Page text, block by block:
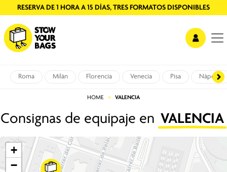
RESERVA DE 1 HORA A 15 DÍAS, TRES FORMATOS DISPONIBLES
Roma Milán Florencia Venecia Pisa Nápoles
HOME VALENCIA
Consignas de equipaje en VALENCIA
+
−